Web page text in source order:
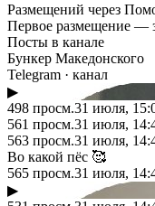
Размещений через
Первое размещение —
Посты в канале
Бункер Македонского
Telegram · канал
▶
498 просм.31 июля,
561 просм.31 июля,
563 просм.31 июля,
Во какой пёс 🥰
565 просм.31 июля,
▶